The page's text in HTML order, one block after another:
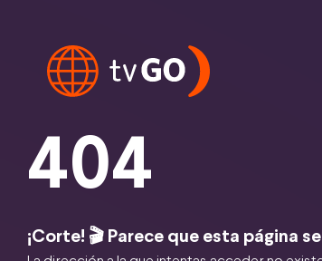
404
¡Corte! 🎬 Parece que esta página